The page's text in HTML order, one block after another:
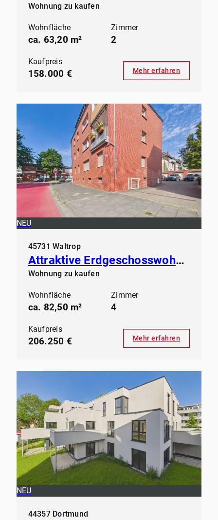
Wohnung zu kaufen
Wohnfläche
ca. 63,20 m²
Zimmer
2
Kaufpreis
158.000 € Mehr erfahren
NEU
45731 Waltrop
Attraktive Erdgeschosswohnung in gepflegtem Mehrfamilienhaus
Wohnung zu kaufen
Wohnfläche
ca. 82,50 m²
Zimmer
4
Kaufpreis
206.250 € Mehr erfahren
NEU
44357 Dortmund